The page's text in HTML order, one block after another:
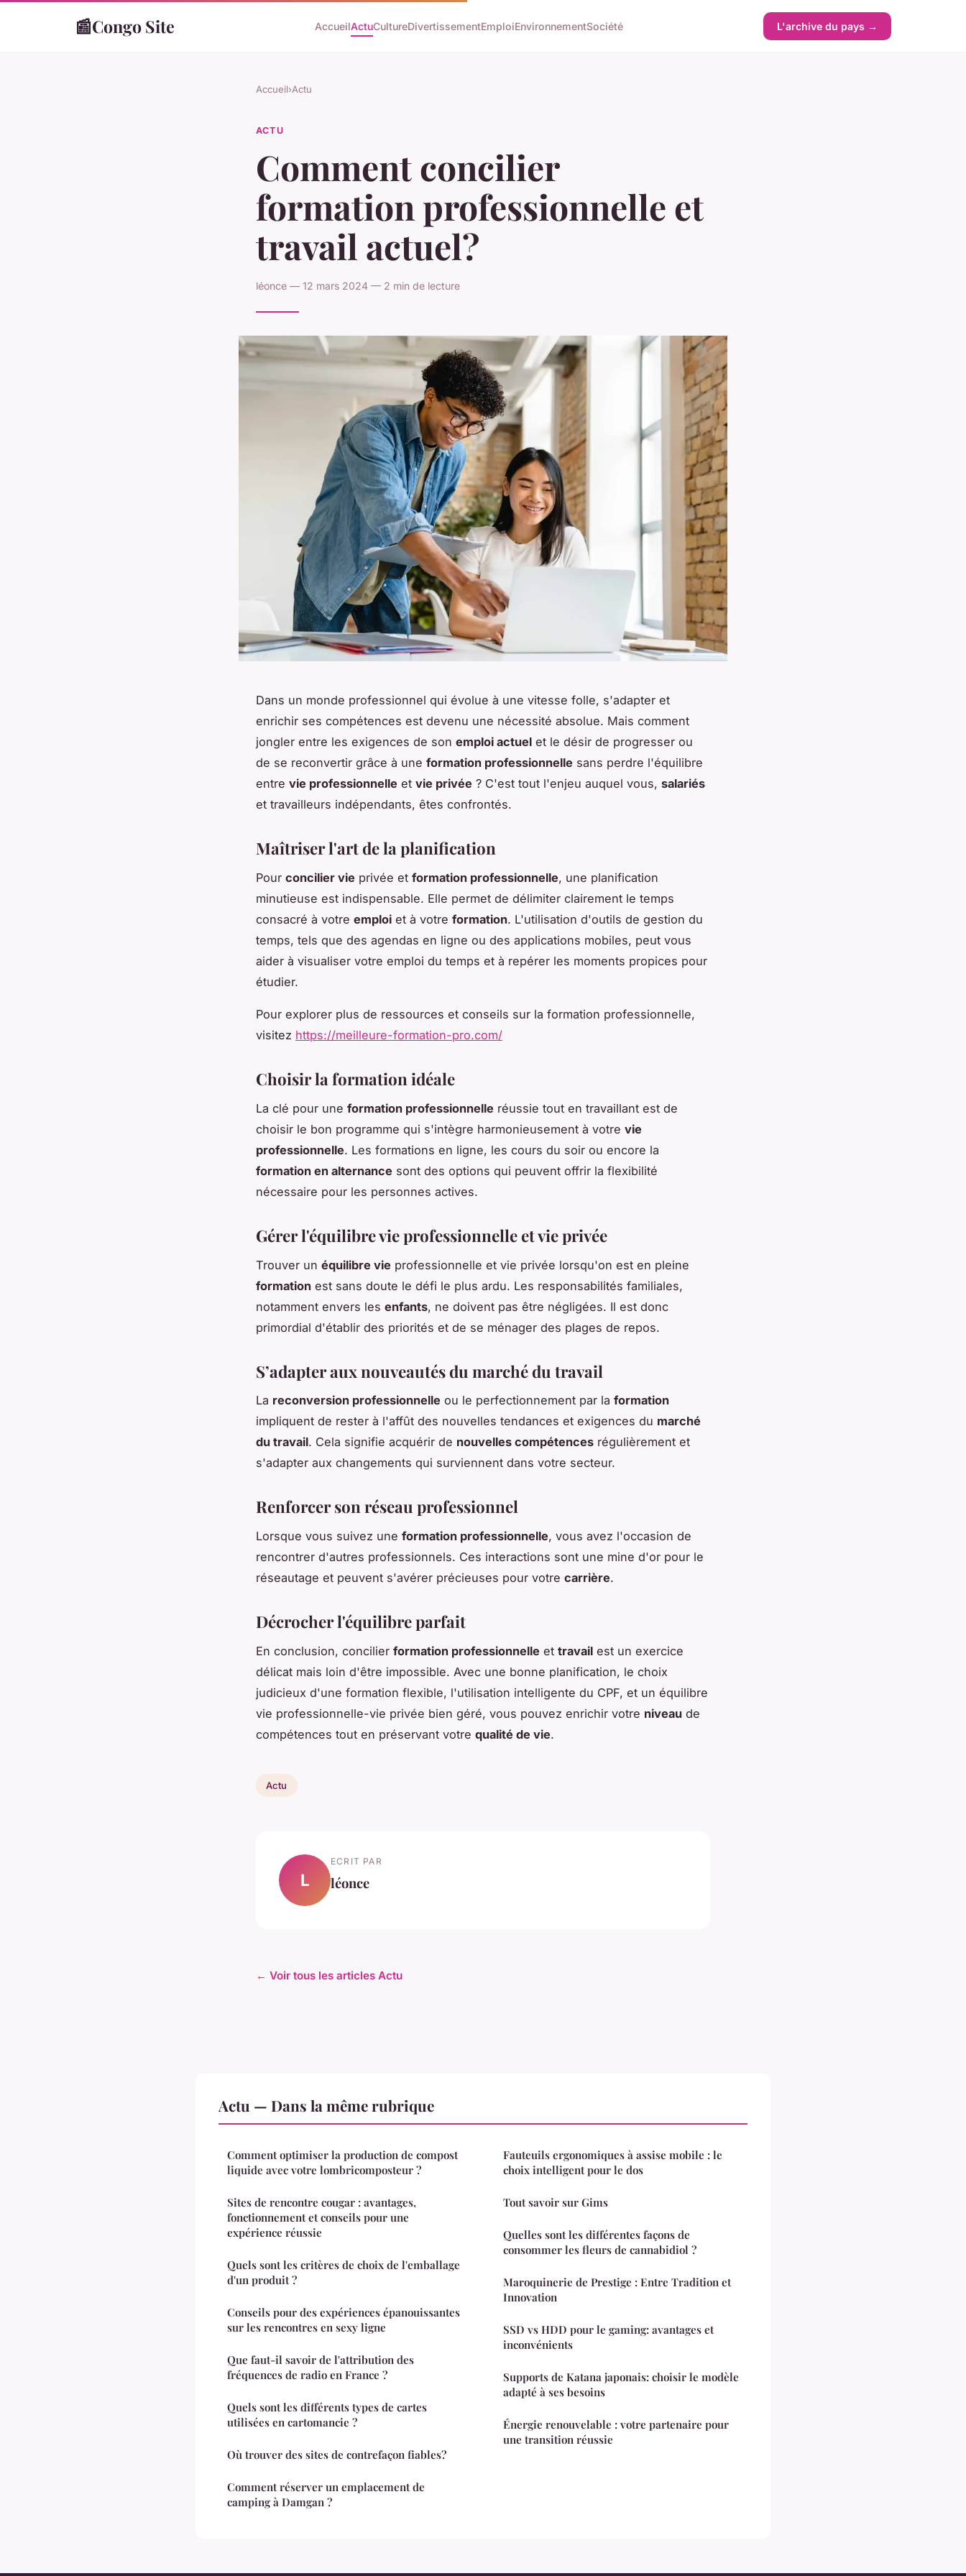
📰Congo Site AccueilActuCultureDivertissementEmploiEnvironnementSociété L'archive du pays →
Accueil›Actu
ACTU
Comment concilier
formation professionnelle et
travail actuel?
léonce — 12 mars 2024 — 2 min de lecture
Dans un monde professionnel qui évolue à une vitesse folle, s'adapter et
enrichir ses compétences est devenu une nécessité absolue. Mais comment
jongler entre les exigences de son emploi actuel et le désir de progresser ou
de se reconvertir grâce à une formation professionnelle sans perdre l'équilibre
entre vie professionnelle et vie privée ? C'est tout l'enjeu auquel vous, salariés
et travailleurs indépendants, êtes confrontés.
Maîtriser l'art de la planification
Pour concilier vie privée et formation professionnelle, une planification
minutieuse est indispensable. Elle permet de délimiter clairement le temps
consacré à votre emploi et à votre formation. L'utilisation d'outils de gestion du
temps, tels que des agendas en ligne ou des applications mobiles, peut vous
aider à visualiser votre emploi du temps et à repérer les moments propices pour
étudier.
Pour explorer plus de ressources et conseils sur la formation professionnelle,
visitez https://meilleure-formation-pro.com/
Choisir la formation idéale
La clé pour une formation professionnelle réussie tout en travaillant est de
choisir le bon programme qui s'intègre harmonieusement à votre vie
professionnelle. Les formations en ligne, les cours du soir ou encore la
formation en alternance sont des options qui peuvent offrir la flexibilité
nécessaire pour les personnes actives.
Gérer l'équilibre vie professionnelle et vie privée
Trouver un équilibre vie professionnelle et vie privée lorsqu'on est en pleine
formation est sans doute le défi le plus ardu. Les responsabilités familiales,
notamment envers les enfants, ne doivent pas être négligées. Il est donc
primordial d'établir des priorités et de se ménager des plages de repos.
S’adapter aux nouveautés du marché du travail
La reconversion professionnelle ou le perfectionnement par la formation
impliquent de rester à l'affût des nouvelles tendances et exigences du marché
du travail. Cela signifie acquérir de nouvelles compétences régulièrement et
s'adapter aux changements qui surviennent dans votre secteur.
Renforcer son réseau professionnel
Lorsque vous suivez une formation professionnelle, vous avez l'occasion de
rencontrer d'autres professionnels. Ces interactions sont une mine d'or pour le
réseautage et peuvent s'avérer précieuses pour votre carrière.
Décrocher l'équilibre parfait
En conclusion, concilier formation professionnelle et travail est un exercice
délicat mais loin d'être impossible. Avec une bonne planification, le choix
judicieux d'une formation flexible, l'utilisation intelligente du CPF, et un équilibre
vie professionnelle-vie privée bien géré, vous pouvez enrichir votre niveau de
compétences tout en préservant votre qualité de vie.
Actu
L
ECRIT PAR
léonce
← Voir tous les articles Actu
Actu — Dans la même rubrique
Comment optimiser la production de compost
liquide avec votre lombricomposteur ?
Sites de rencontre cougar : avantages,
fonctionnement et conseils pour une
expérience réussie
Quels sont les critères de choix de l'emballage
d'un produit ?
Conseils pour des expériences épanouissantes
sur les rencontres en sexy ligne
Que faut-il savoir de l'attribution des
fréquences de radio en France ?
Quels sont les différents types de cartes
utilisées en cartomancie ?
Où trouver des sites de contrefaçon fiables?
Comment réserver un emplacement de
camping à Damgan ?
Fauteuils ergonomiques à assise mobile : le
choix intelligent pour le dos
Tout savoir sur Gims
Quelles sont les différentes façons de
consommer les fleurs de cannabidiol ?
Maroquinerie de Prestige : Entre Tradition et
Innovation
SSD vs HDD pour le gaming: avantages et
inconvénients
Supports de Katana japonais: choisir le modèle
adapté à ses besoins
Énergie renouvelable : votre partenaire pour
une transition réussie